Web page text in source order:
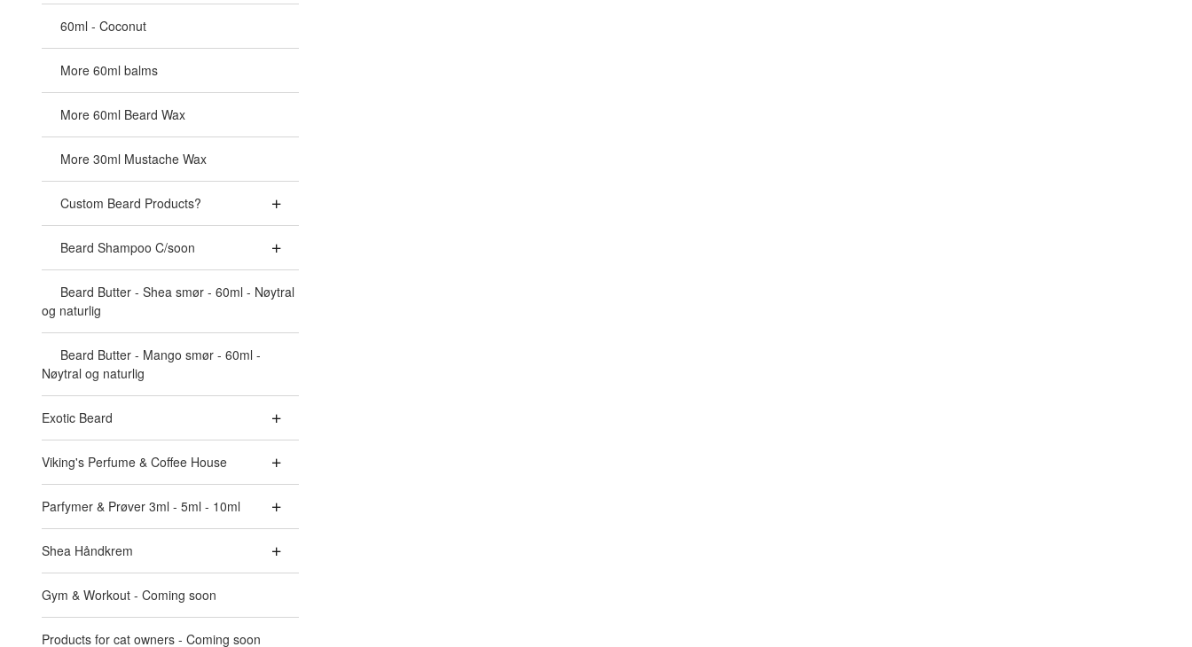
60ml - Coconut
More 60ml balms
More 60ml Beard Wax
More 30ml Mustache Wax
Custom Beard Products?
Beard Shampoo C/soon
Beard Butter - Shea smør - 60ml - Nøytral
og naturlig
Beard Butter - Mango smør - 60ml -
Nøytral og naturlig
Exotic Beard
Viking's Perfume & Coffee House
Parfymer & Prøver 3ml - 5ml - 10ml
Shea Håndkrem
Gym & Workout - Coming soon
Products for cat owners - Coming soon